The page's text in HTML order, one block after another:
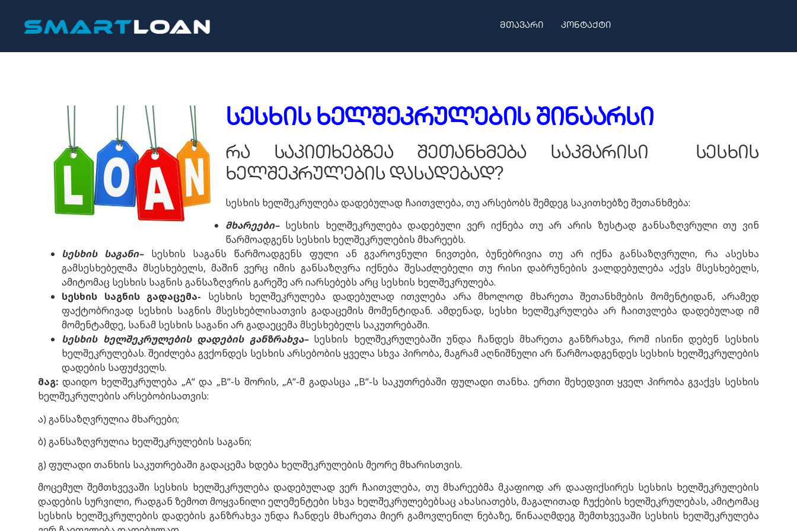
მთავარი კონტაქტი
სესხის ხელშეკრულების შინაარსი
რა საკითხებზეა შეთანხმება საკმარისი სესხის
ხელშეკრულების დასადებად?
სესხის ხელშეკრულება დადებულად ჩაითვლება, თუ არსებობს შემდეგ საკითხებზე შეთანხმება:
მხარეები–სესხის ხელშეკრულება დადებული ვერ იქნება თუ არ არის ზუსტად განსაზღვრული თუ ვინ
წარმოადგენს სესხის ხელშეკრულების მხარეებს.
სესხის საგანი–სესხის საგანს წარმოადგენს ფული ან გვაროვნული ნივთები, ბუნებრივია თუ არ იქნა განსაზღვრული, რა ასესხა
გამსესხებელმა მსესხებელს, მაშინ ვერც იმის განსაზღვრა იქნება შესაძლებელი თუ რისი დაბრუნების ვალდებულება აქვს მსესხებელს,
ამიტომაც სესხის საგნის განსაზღვრის გარეშე არ იარსებებს არც სესხის ხელშეკრულება.
სესხის საგნის გადაცემა- სესხის ხელშეკრულება დადებულად ითვლება არა მხოლოდ მხარეთა შეთანხმების მომენტიდან, არამედ
ფაქტობრივად სესხის საგნის მსესხებლისათვის გადაცემის მომენტიდან. ამდენად, სესხი ხელშეკრულება არ ჩაითვლება დადებულად იმ
მომენტამდე, სანამ სესხის საგანი არ გადაეცემა მსესხებელს საკუთრებაში.
სესხის ხელშეკრულების დადების განზრახვა–სესხის ხელშეკრულებაში უნდა ჩანდეს მხარეთა განზრახვა, რომ ისინი დებენ სესხის
ხელშეკრულებას. შეიძლება გვქონდეს სესხის არსებობის ყველა სხვა პირობა, მაგრამ აღნიშნული არ წარმოადგენდეს სესხის ხელშეკრულების
დადების საფუძველს.
მაგ: დაიდო ხელშეკრულება „A“ და „B“-ს შორის, „A“-მ გადასცა „B“-ს საკუთრებაში ფულადი თანხა. ერთი შეხედვით ყველ პირობა გვაქვს სესხის
ხელშეკრულების არსებობისათვის:
ა) განსაზღვრულია მხარეები;
ბ) განსაზღვრულია ხელშეკრულების საგანი;
გ) ფულადი თანხის საკუთრებაში გადაცემა ხდება ხელშეკრულების მეორე მხარისთვის.
მოცემულ შემთხვევაში სესხის ხელშეკრულება დადებულად ვერ ჩაითვლება, თუ მხარეებმა მკაფიოდ არ დააფიქსირეს სესხის ხელშეკრულების
დადების სურვილი, რადგან ზემოთ მოყვანილი ელემენტები სხვა ხელშეკრულებებსაც ახასიათებს, მაგალითად ჩუქების ხელშეკრულებას, ამიტომაც
სესხის ხელშეკრულების დადების განზრახვა უნდა ჩანდეს მხარეთა მიერ გამოვლენილ ნებაზე, წინააღმდეგ შემთხვევაში სესხის ხელშეკრულება